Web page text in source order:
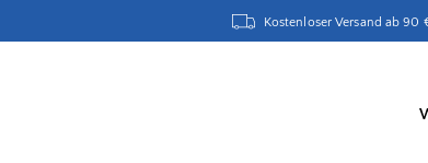
Kostenloser Versand ab 90